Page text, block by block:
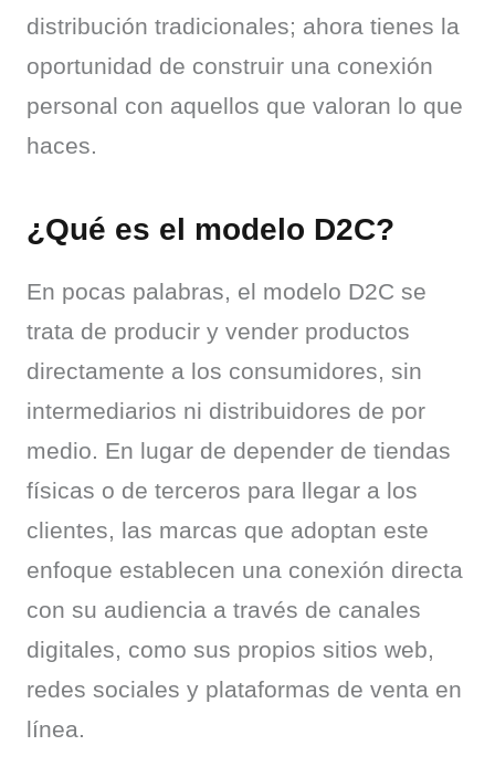
distribución tradicionales; ahora tienes la
oportunidad de construir una conexión
personal con aquellos que valoran lo que
haces.
¿Qué es el modelo D2C?
En pocas palabras, el modelo D2C se
trata de producir y vender productos
directamente a los consumidores, sin
intermediarios ni distribuidores de por
medio. En lugar de depender de tiendas
físicas o de terceros para llegar a los
clientes, las marcas que adoptan este
enfoque establecen una conexión directa
con su audiencia a través de canales
digitales, como sus propios sitios web,
redes sociales y plataformas de venta en
línea.